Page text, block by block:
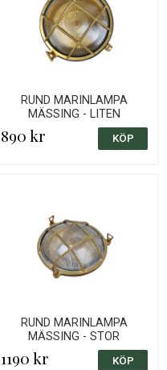
RUND MARINLAMPA
MÄSSING - LITEN
890 kr
RUND MARINLAMPA
MÄSSING - STOR
1190 kr